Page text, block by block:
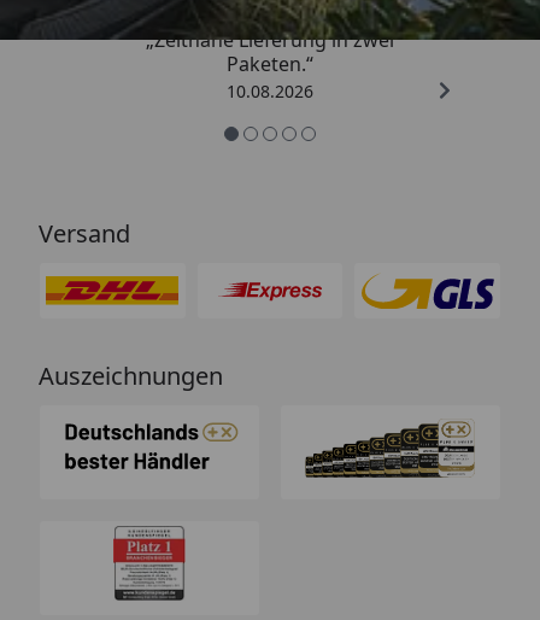
„Zeitnahe Lieferung in zwei
Paketen.“
10.08.2026
Versand
Auszeichnungen